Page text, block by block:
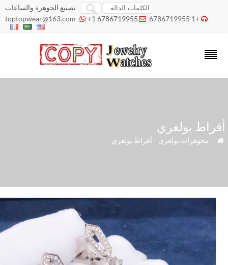
تصنيع الجوهرة والساعات
+1 6786719955

toptopwear@163.com  +1 6786719955
بولغري
»مجوهرات بولغري»أقراط بولغري